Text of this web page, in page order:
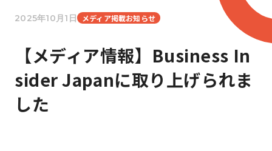
2025年10月1日 メディア掲載お知らせ
【メディア情報】Business In
sider Japanに取り上げられま
した